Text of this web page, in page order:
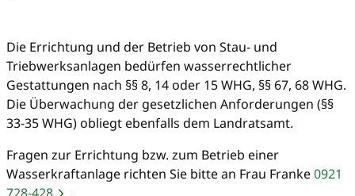
Die Errichtung und der Betrieb von Stau- und
Triebwerksanlagen bedürfen wasserrechtlicher
Gestattungen nach §§ 8, 14 oder 15 WHG, §§ 67, 68 WHG.
Die Überwachung der gesetzlichen Anforderungen (§§
33-35 WHG) obliegt ebenfalls dem Landratsamt.
Fragen zur Errichtung bzw. zum Betrieb einer
Wasserkraftanlage richten Sie bitte an Frau Franke0921
728-428
.